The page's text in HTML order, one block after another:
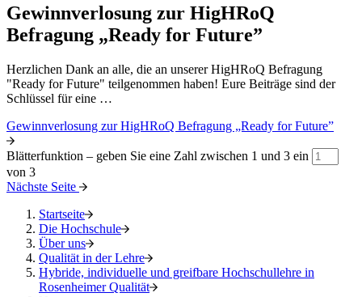
Gewinnverlosung zur HigHRoQ
Befragung „Ready for Future”
Herzlichen Dank an alle, die an unserer HigHRoQ Befragung
"Ready for Future" teilgenommen haben! Eure Beiträge sind der
Schlüssel für eine …
Gewinnverlosung zur HigHRoQ Befragung „Ready for Future”
Blätterfunktion – geben Sie eine Zahl zwischen 1 und 3 ein
von 3
Nächste Seite
Startseite
Die Hochschule
Über uns
Qualität in der Lehre
Hybride, individuelle und greifbare Hochschullehre in
Rosenheimer Qualität